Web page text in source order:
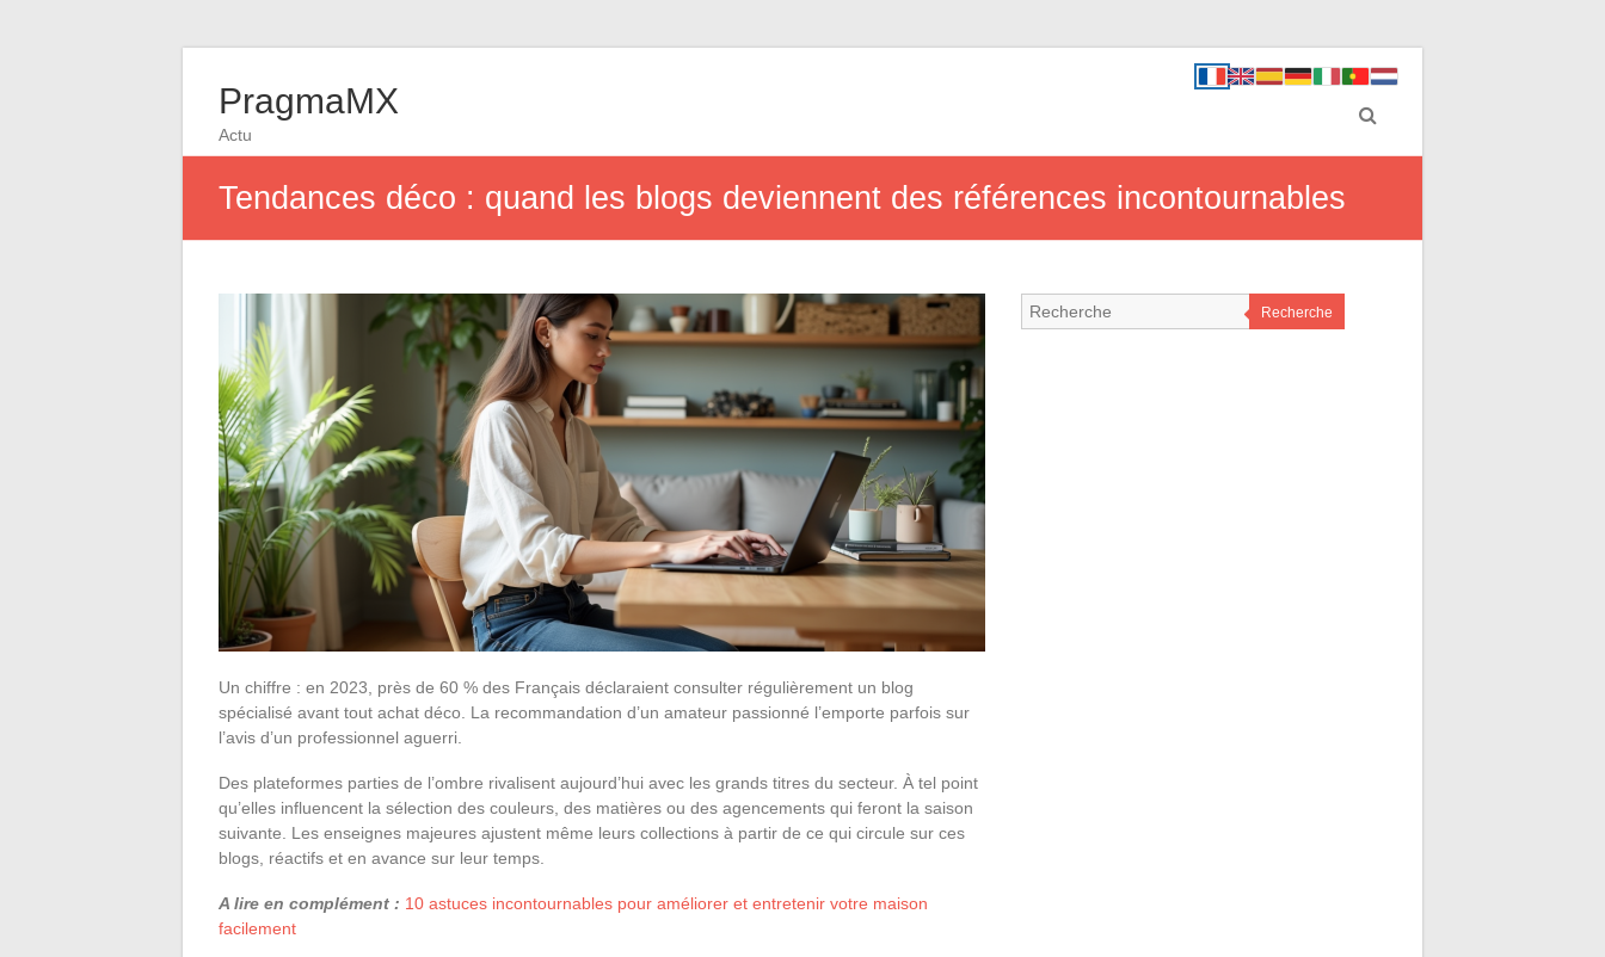
PragmaMX
Actu
Tendances déco : quand les blogs deviennent des références incontournables
Un chiffre : en 2023, près de 60 % des Français déclaraient consulter régulièrement un blog
spécialisé avant tout achat déco. La recommandation d’un amateur passionné l’emporte parfois sur
l’avis d’un professionnel aguerri.
Des plateformes parties de l’ombre rivalisent aujourd’hui avec les grands titres du secteur. À tel point
qu’elles influencent la sélection des couleurs, des matières ou des agencements qui feront la saison
suivante. Les enseignes majeures ajustent même leurs collections à partir de ce qui circule sur ces
blogs, réactifs et en avance sur leur temps.
A lire en complément : 10 astuces incontournables pour améliorer et entretenir votre maison
facilement
Recherche